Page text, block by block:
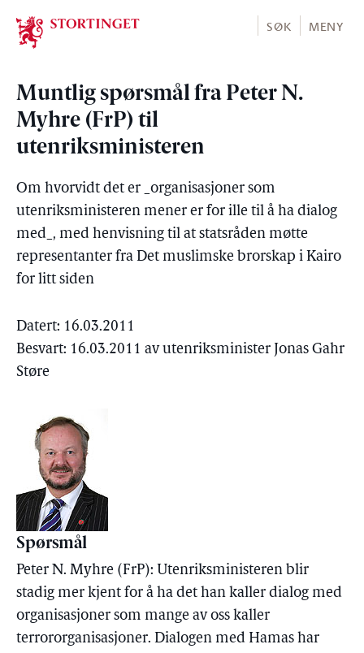
Stortinget.no
SØK MENY
Muntlig spørsmål fra Peter N.
Myhre (FrP) til
utenriksministeren
Om hvorvidt det er _organisasjoner som
utenriksministeren mener er for ille til å ha dialog
med_, med henvisning til at statsråden møtte
representanter fra Det muslimske brorskap i Kairo
for litt siden
Datert: 16.03.2011
Besvart: 16.03.2011 av utenriksminister Jonas Gahr
Støre
Spørsmål
Peter N. Myhre (FrP): Utenriksministeren blir
stadig mer kjent for å ha det han kaller dialog med
organisasjoner som mange av oss kaller
terrororganisasjoner. Dialogen med Hamas har